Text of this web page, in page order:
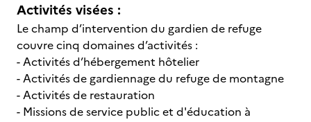
Activités visées :
Le champ d’intervention du gardien de refuge
couvre cinq domaines d’activités :
- Activités d’hébergement hôtelier
- Activités de gardiennage du refuge de montagne
- Activités de restauration
- Missions de service public et d'éducation à